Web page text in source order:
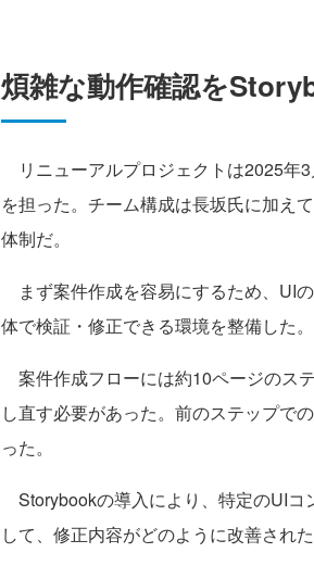
煩雑な動作確認を
リニューアルプロジェクトは2025年
を担った。チーム構成は長坂氏に加え
体制だ。
まず案件作成を容易にするため、UI
体で検証・修正できる環境を整備した
案件作成フローには約10ページのス
し直す必要があった。前のステップで
った。
Storybookの導入により、特定のUIコ
して、修正内容がどのように改善され